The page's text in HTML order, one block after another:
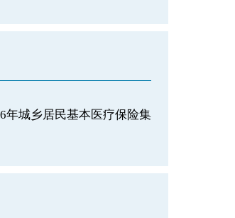
年城乡居民基本医疗保险集